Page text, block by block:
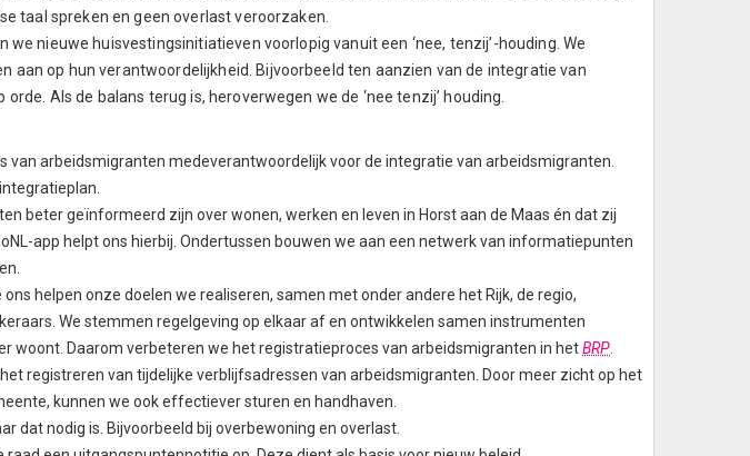
taal spreken en geen overlast veroorzaken.
nieuwe huisvestingsinitiatieven voorlopig vanuit een ‘nee, tenzij’-houding. We
aan op hun verantwoordelijkheid. Bijvoorbeeld ten aanzien van de integratie van
Als de balans terug is, heroverwegen we de ‘nee tenzij’ houding.
van arbeidsmigranten medeverantwoordelijk voor de integratie van arbeidsmigranten.
beter geïnformeerd zijn over wonen, werken en leven in Horst aan de Maas én dat zij
app helpt ons hierbij. Ondertussen bouwen we aan een netwerk van informatiepunten
helpen onze doelen we realiseren, samen met onder andere het Rijk, de regio,
We stemmen regelgeving op elkaar af en ontwikkelen samen instrumenten
woont. Daarom verbeteren we het registratieproces van arbeidsmigranten in hetBRP
registreren van tijdelijke verblijfsadressen van arbeidsmigranten. Door meer zicht op het
kunnen we ook effectiever sturen en handhaven.
dat nodig is. Bijvoorbeeld bij overbewoning en overlast.